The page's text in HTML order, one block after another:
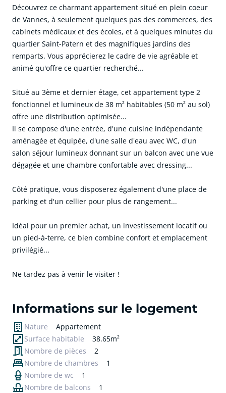
Découvrez ce charmant appartement situé en plein coeur
de Vannes, à seulement quelques pas des commerces, des
cabinets médicaux et des écoles, et à quelques minutes du
quartier Saint-Patern et des magnifiques jardins des
remparts. Vous apprécierez le cadre de vie agréable et
animé qu'offre ce quartier recherché...
Situé au 3ème et dernier étage, cet appartement type 2
fonctionnel et lumineux de 38 m² habitables (50 m² au sol)
offre une distribution optimisée...
Il se compose d'une entrée, d'une cuisine indépendante
aménagée et équipée, d'une salle d'eau avec WC, d'un
salon séjour lumineux donnant sur un balcon avec une vue
dégagée et une chambre confortable avec dressing...
Côté pratique, vous disposerez également d'une place de
parking et d'un cellier pour plus de rangement...
Idéal pour un premier achat, un investissement locatif ou
un pied-à-terre, ce bien combine confort et emplacement
privilégié...
Ne tardez pas à venir le visiter !
Informations sur le logement
Nature
Appartement
Surface habitable
38.65m²
Nombre de pièces
2
Nombre de chambres
1
Nombre de wc
1
Nombre de balcons
1